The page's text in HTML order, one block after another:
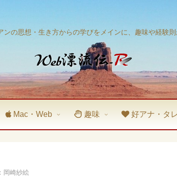
ンの思想・生き方からの学びをメインに、趣味や経験
Mac・Web 趣味 好アナ・タ
岡崎紗絵